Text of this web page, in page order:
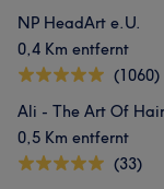
NP HeadArt e.U.
0,4 Km entfernt
(1060)
Ali - The Art Of
0,5 Km entfernt
(33)